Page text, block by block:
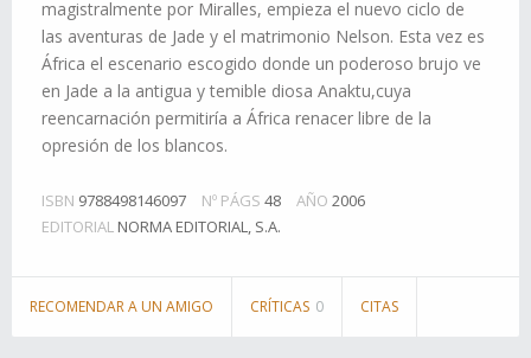
magistralmente por Miralles, empieza el nuevo ciclo de
las aventuras de Jade y el matrimonio Nelson. Esta vez es
África el escenario escogido donde un poderoso brujo ve
en Jade a la antigua y temible diosa Anaktu,cuya
reencarnación permitiría a África renacer libre de la
opresión de los blancos.
ISBN 9788498146097 Nº PÁGS 48 AÑO 2006
EDITORIAL NORMA EDITORIAL, S.A.
RECOMENDAR A UN AMIGO CRÍTICAS 0 CITAS